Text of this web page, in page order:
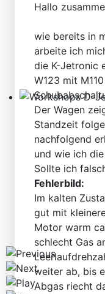
Workshops D-
Hallo
wie bereits in
arbeite ich
die K-Jetronic
W123 mit
Der Wagen
Standzeit
nachfolgend
und wie ich
Sollte ich
Fehlerbild:
Im kalten
gut mit
Motor warm
schlecht Gas
weiter ab, bis
Abgas riecht